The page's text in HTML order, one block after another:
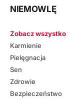
NIEMOWLĘ
Zobacz wszystko
Karmienie
Pielęgnacja
Sen
Zdrowie
Bezpieczeństwo